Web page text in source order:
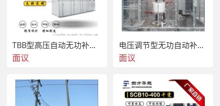
TBB型高压自动无功补偿装置/高压自动无功补偿装置
面议
电压调节型无功自动补偿装置; 无功自动补偿
面议